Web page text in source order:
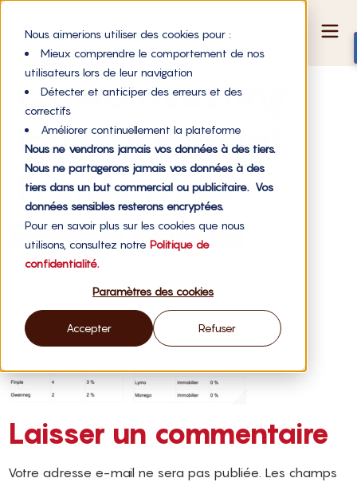
Nous aimerions utiliser des cookies pour :
Mieux comprendre le comportement de nos
utilisateurs lors de leur navigation
Détecter et anticiper des erreurs et des
correctifs
Améliorer continuellement la plateforme
Nous ne vendrons jamais vos données à des tiers.
Nous ne partagerons jamais vos données à des
tiers dans un but commercial ou publicitaire. Vos
données sensibles resterons encryptées.
Pour en savoir plus sur les cookies que nous
utilisons, consultez notre Politique de
confidentialité.
Paramètres des cookies
Accepter Refuser
crowdinvesting
investissement
France 2018
Laisser un commentaire
Votre adresse e-mail ne sera pas publiée. Les champs